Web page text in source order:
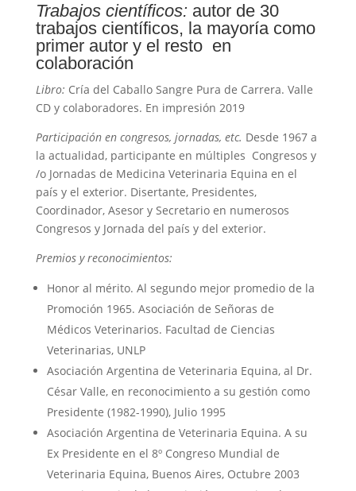
Trabajos científicos:autor de 30
trabajos científicos, la mayoría como
primer autor y el resto en
colaboración
Libro: Cría del Caballo Sangre Pura de Carrera. Valle
CD y colaboradores. En impresión 2019
Participación en congresos, jornadas, etc. Desde 1967 a
la actualidad, participante en múltiples Congresos y
/o Jornadas de Medicina Veterinaria Equina en el
país y el exterior. Disertante, Presidentes,
Coordinador, Asesor y Secretario en numerosos
Congresos y Jornada del país y del exterior.
Premios y reconocimientos:
Honor al mérito. Al segundo mejor promedio de la
Promoción 1965. Asociación de Señoras de
Médicos Veterinarios. Facultad de Ciencias
Veterinarias, UNLP
Asociación Argentina de Veterinaria Equina, al Dr.
César Valle, en reconocimiento a su gestión como
Presidente (1982-1990), Julio 1995
Asociación Argentina de Veterinaria Equina. A su
Ex Presidente en el 8º Congreso Mundial de
Veterinaria Equina, Buenos Aires, Octubre 2003